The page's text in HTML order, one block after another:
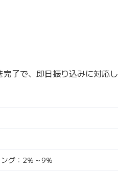
了で、即日振り込みに対応し
グ：2％～9％